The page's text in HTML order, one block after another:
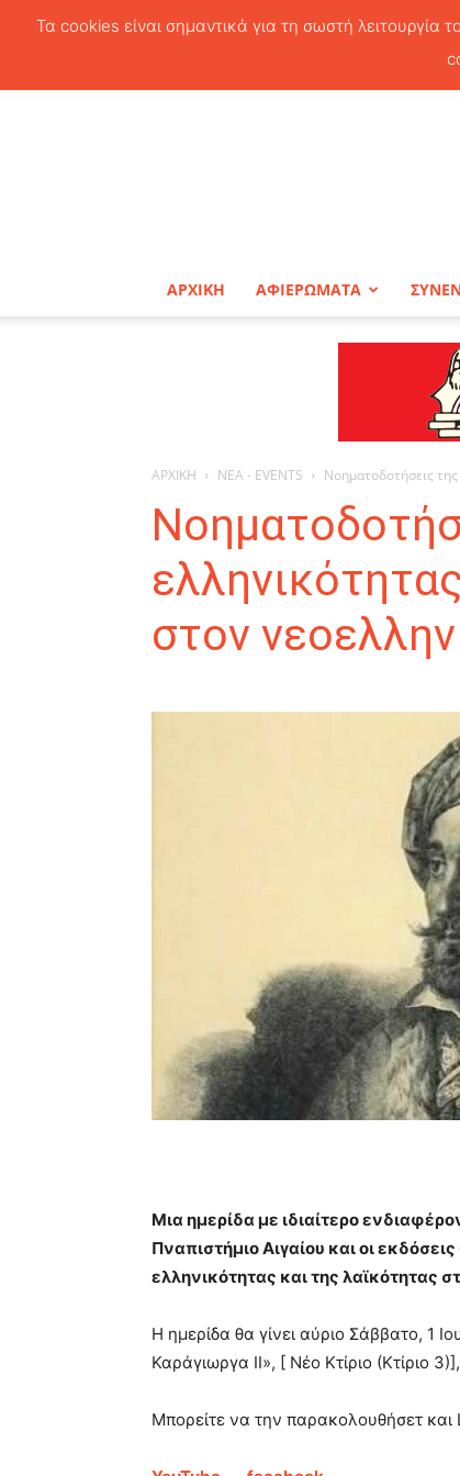
ΑΡΧΙΚΗ ΑΦΙΕΡΩΜΑΤΑ
ΑΡΧΙΚΗ ΝΕΑ - EVENTS Νοηματοδοτήσεις της
στον
Μια ημερίδα με ιδιαίτερο
Πναπιστήμιο Αιγαίου και οι
ελληνικότητας και της λαϊκότητας
Η ημερίδα θα γίνει αύριο Σάββατο, 1
Καράγιωργα ΙΙ», [ Νέο Κτίριο (Κτίριο
Μπορείτε να την παρακολουθήσετ
Τα cookies είναι σημαντικά για τη σωστή λειτουργία